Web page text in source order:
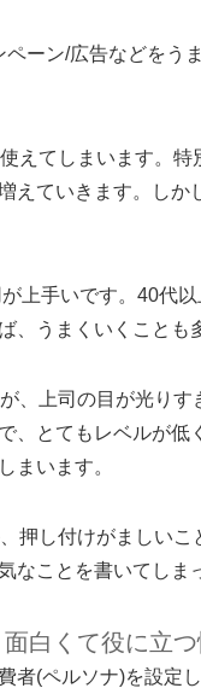
ーン/広告などをう
えてしまいます。
えていきます。しか
上手いです。40代
、うまくいくことも
、上司の目が光り
、とてもレベルが低
まいます。
押し付けがましい
なことを書いてしま
白くて役に立
者(ペルソナ)を設定